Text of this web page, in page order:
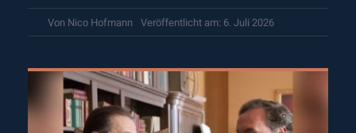
Von Nico Hofmann Veröffentlicht am: 6. Juli 2026